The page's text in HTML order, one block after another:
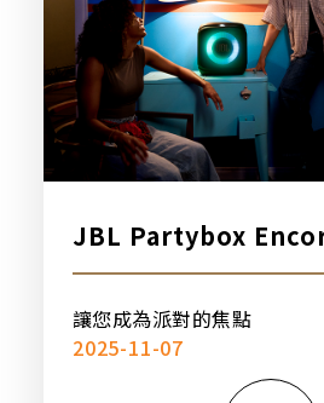
JBL Partybox
Essential 2 可攜式
喇叭，新品上市
讓您成為派對的焦點
2025-11-07